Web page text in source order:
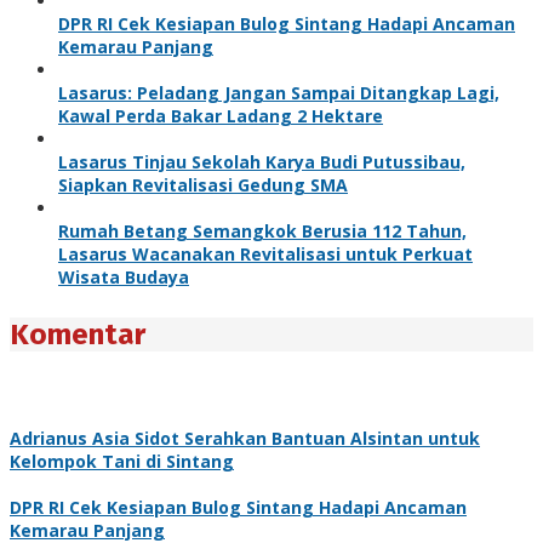
DPR RI Cek Kesiapan Bulog Sintang Hadapi Ancaman
Kemarau Panjang
Lasarus: Peladang Jangan Sampai Ditangkap Lagi,
Kawal Perda Bakar Ladang 2 Hektare
Lasarus Tinjau Sekolah Karya Budi Putussibau,
Siapkan Revitalisasi Gedung SMA
Rumah Betang Semangkok Berusia 112 Tahun,
Lasarus Wacanakan Revitalisasi untuk Perkuat
Wisata Budaya
Komentar
Adrianus Asia Sidot Serahkan Bantuan Alsintan untuk
Kelompok Tani di Sintang
DPR RI Cek Kesiapan Bulog Sintang Hadapi Ancaman
Kemarau Panjang